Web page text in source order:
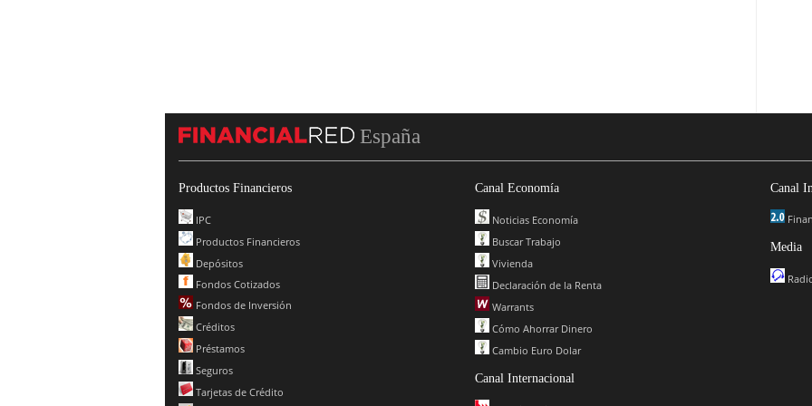
España
Productos Financieros
IPC
Productos Financieros
Depósitos
Fondos Cotizados
Fondos de Inversión
Créditos
Préstamos
Seguros
Tarjetas de Crédito
Canal Economía
Noticias Economía
Buscar Trabajo
Vivienda
Declaración de la Renta
Warrants
Cómo Ahorrar Dinero
Cambio Euro Dolar
Canal Internacional
Canal
Media